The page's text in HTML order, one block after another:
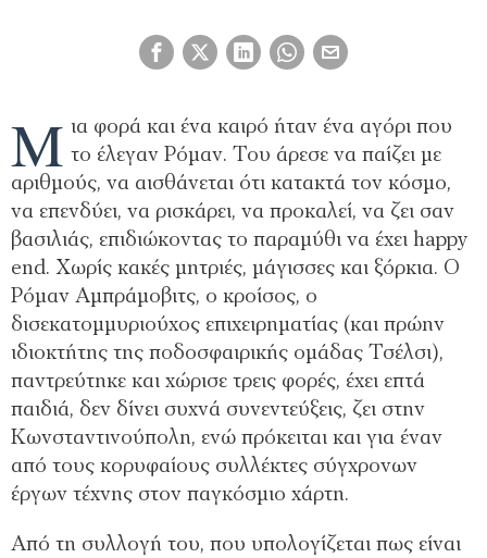
Μ ια φορά και ένα καιρό ήταν ένα αγόρι που
το έλεγαν Ρόμαν. Του άρεσε να παίζει µε
αριθµούς, να αισθάνεται ότι κατακτά τον κόσµο,
να επενδύει, να ρισκάρει, να προκαλεί, να ζει σαν
βασιλιάς, επιδιώκοντας το παραµύθι να έχει happy
end. Χωρίς κακές µητριές, µάγισσες και ξόρκια. Ο
Ρόµαν Αµπράµοβιτς, ο κροίσος, ο
δισεκατοµµυριούχος επιχειρηµατίας (και πρώην
ιδιοκτήτης της ποδοσφαιρικής οµάδας Τσέλσι),
παντρεύτηκε και χώρισε τρεις φορές, έχει επτά
παιδιά, δεν δίνει συχνά συνεντεύξεις, ζει στην
Κωνσταντινούπολη, ενώ πρόκειται και για έναν
από τους κορυφαίους συλλέκτες σύγχρονων
έργων τέχνης στον παγκόσµιο χάρτη.
Από τη συλλογή του, που υπολογίζεται πως είναι